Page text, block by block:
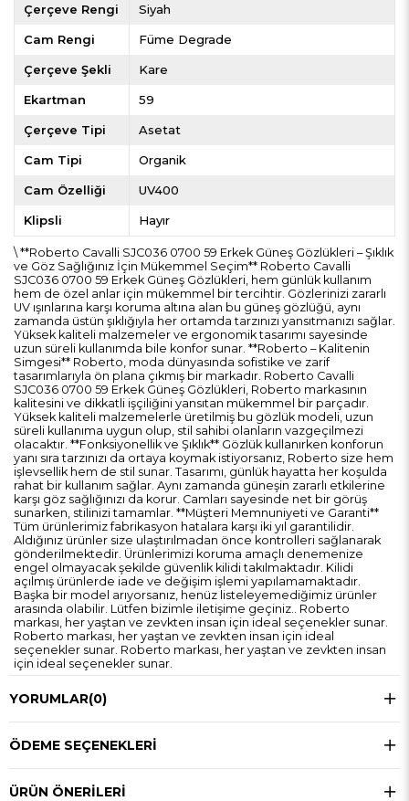
Çerçeve Rengi Siyah
Cam Rengi Füme Degrade
Çerçeve Şekli Kare
Ekartman 59
Çerçeve Tipi Asetat
Cam Tipi Organik
Cam Özelliği UV400
Klipsli Hayır
\ **Roberto Cavalli SJC036 0700 59 Erkek Güneş Gözlükleri – Şıklık
ve Göz Sağlığınız İçin Mükemmel Seçim** Roberto Cavalli
SJC036 0700 59 Erkek Güneş Gözlükleri, hem günlük kullanım
hem de özel anlar için mükemmel bir tercihtir. Gözlerinizi zararlı
UV ışınlarına karşı koruma altına alan bu güneş gözlüğü, aynı
zamanda üstün şıklığıyla her ortamda tarzınızı yansıtmanızı sağlar.
Yüksek kaliteli malzemeler ve ergonomik tasarımı sayesinde
uzun süreli kullanımda bile konfor sunar. **Roberto – Kalitenin
Simgesi** Roberto, moda dünyasında sofistike ve zarif
tasarımlarıyla ön plana çıkmış bir markadır. Roberto Cavalli
SJC036 0700 59 Erkek Güneş Gözlükleri, Roberto markasının
kalitesini ve dikkatli işçiliğini yansıtan mükemmel bir parçadır.
Yüksek kaliteli malzemelerle üretilmiş bu gözlük modeli, uzun
süreli kullanıma uygun olup, stil sahibi olanların vazgeçilmezi
olacaktır. **Fonksiyonellik ve Şıklık** Gözlük kullanırken konforun
yanı sıra tarzınızı da ortaya koymak istiyorsanız, Roberto size hem
işlevsellik hem de stil sunar. Tasarımı, günlük hayatta her koşulda
rahat bir kullanım sağlar. Aynı zamanda güneşin zararlı etkilerine
karşı göz sağlığınızı da korur. Camları sayesinde net bir görüş
sunarken, stilinizi tamamlar. **Müşteri Memnuniyeti ve Garanti**
Tüm ürünlerimiz fabrikasyon hatalara karşı iki yıl garantilidir.
Aldığınız ürünler size ulaştırılmadan önce kontrolleri sağlanarak
gönderilmektedir. Ürünlerimizi koruma amaçlı denemenize
engel olmayacak şekilde güvenlik kilidi takılmaktadır. Kilidi
açılmış ürünlerde iade ve değişim işlemi yapılamamaktadır.
Başka bir model arıyorsanız, henüz listeleyemediğimiz ürünler
arasında olabilir. Lütfen bizimle iletişime geçiniz.. Roberto
markası, her yaştan ve zevkten insan için ideal seçenekler sunar.
Roberto markası, her yaştan ve zevkten insan için ideal
seçenekler sunar. Roberto markası, her yaştan ve zevkten insan
için ideal seçenekler sunar.
YORUMLAR(0)
ÖDEME SEÇENEKLERI
ÜRÜN ÖNERILERI